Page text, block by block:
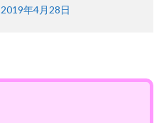
2019年4月28日